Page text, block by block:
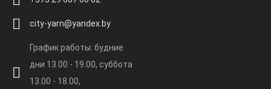
city-yarn@yandex.by
График работы: будние
дни 13.00 - 19.00, суббота
13.00 - 18.00,